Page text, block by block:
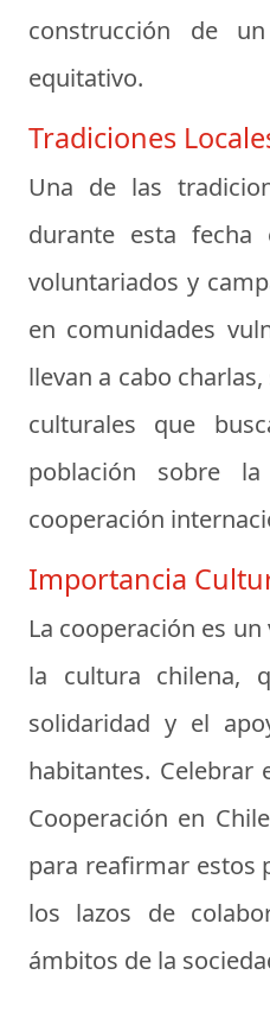
construcción de
equitativo.
Tradiciones
Una de las
durante esta fecha
voluntariados y
en comunidades
llevan a cabo
culturales que
población sobre
cooperación
Importancia
La cooperación es
la cultura chilena,
solidaridad y el
habitantes. Celebrar
Cooperación en
para reafirmar estos
los lazos de
ámbitos de la